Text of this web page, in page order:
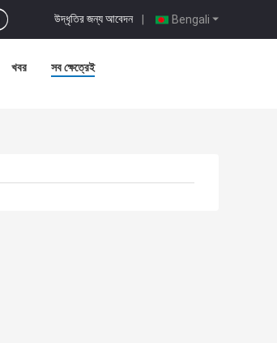
Bengali
উদ্ধৃতির জন্য আবেদন |
খবর সব ক্ষেত্রেই